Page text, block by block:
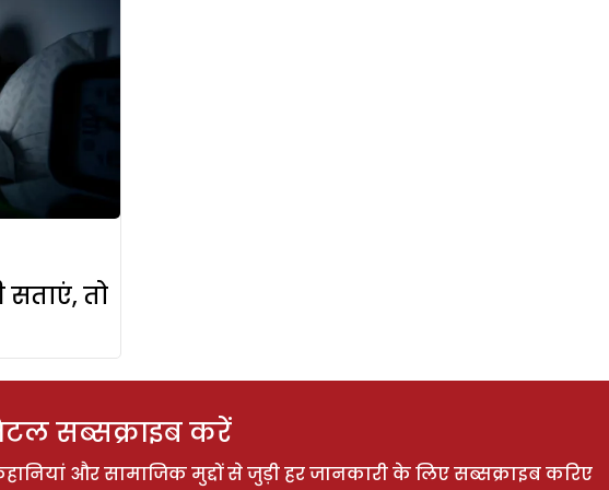
तो
सब्सक्राइब करें
और सामाजिक मुद्दों से जुड़ी हर जानकारी के लिए सब्सक्राइब करिए